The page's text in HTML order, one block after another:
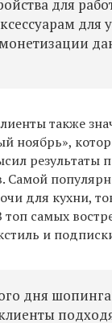
для
также
Самой
для кухни,
топ самых
и
дня